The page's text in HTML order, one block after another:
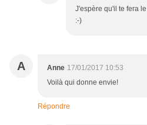
J'espère qu'il te fera
:-)
A Anne 17/01/2017 10:53
Voilà qui donne envie!
Répondre